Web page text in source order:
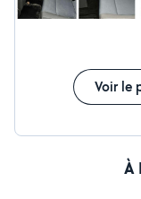
profondeur, y
matériel Livraison dans tout le Morbihan (56) et les
secteurs Quimper / Quimperlé
distance
Voir le
À